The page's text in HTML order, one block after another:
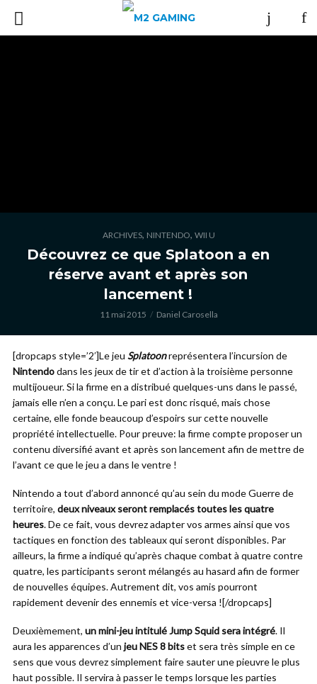
ARCHIVES, NINTENDO, WII U
Découvrez ce que Splatoon a en
réserve avant et après son
lancement !
11 mai 2015 Daniel Carosella
[dropcaps style=’2′]Le jeu Splatoonreprésentera l’incursion de
Nintendodans les jeux de tir et d’action à la troisième personne
multijoueur. Si la firme en a distribué quelques-uns dans le passé,
jamais elle n’en a conçu. Le pari est donc risqué, mais chose
certaine, elle fonde beaucoup d’espoirs sur cette nouvelle
propriété intellectuelle. Pour preuve: la firme compte proposer un
contenu diversifié avant et après son lancement afin de mettre de
l’avant ce que le jeu a dans le ventre !
Nintendo a tout d’abord annoncé qu’au sein du mode Guerre de
territoire, deux niveaux seront remplacés toutes les quatre
heures. De ce fait, vous devrez adapter vos armes ainsi que vos
tactiques en fonction des tableaux qui seront disponibles. Par
ailleurs, la firme a indiqué qu’après chaque combat à quatre contre
quatre, les participants seront mélangés au hasard afin de former
de nouvelles équipes. Autrement dit, vos amis pourront
rapidement devenir des ennemis et vice-versa ![/dropcaps]
Deuxièmement, un mini-jeu intitulé Jump Squid sera intégré. Il
aura les apparences d’un jeu NES 8 bitset sera très simple en ce
sens que vous devrez simplement faire sauter une pieuvre le plus
haut possible. Il servira à passer le temps lorsque les parties